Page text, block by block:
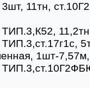
11тн,
1шт-